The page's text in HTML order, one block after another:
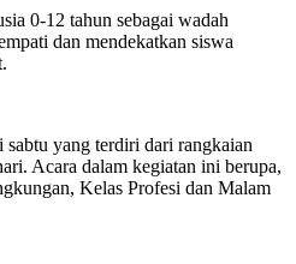
0-12 tahun sebagai wadah
dan mendekatkan siswa
yang terdiri dari rangkaian
Acara dalam kegiatan ini berupa,
Kelas Profesi dan Malam